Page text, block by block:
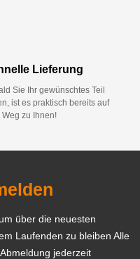
Lieferung
Sie Ihr gewünschtes Teil
ist es praktisch bereits auf
Weg zu Ihnen!
über die neuesten
Laufenden zu bleiben Alle
jederzeit